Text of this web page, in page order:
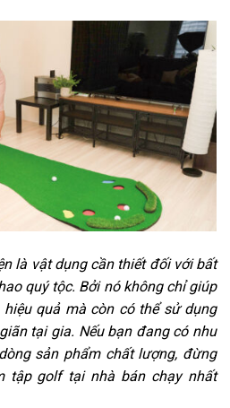
là vật dụng cần thiết đối với bất
quý tộc. Bởi nó không chỉ giúp
quả mà còn có thể sử dụng
tại gia. Nếu bạn đang có nhu
sản phẩm chất lượng, đừng
tập golf tại nhà bán chạy nhất